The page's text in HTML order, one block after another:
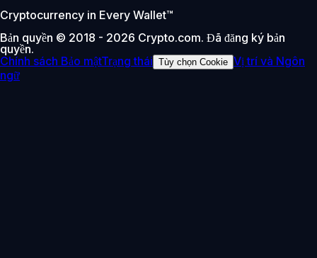
Cryptocurrency in Every Wallet™
Bản quyền © 2018 - 2026 Crypto.com. Đã đăng ký bản
quyền.
Chính sách Bảo mậtTrạng thái Tùy chọn Cookie Vị trí và Ngôn
ngữ